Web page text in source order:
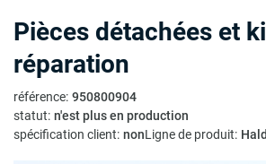
Pièces détachées et
réparation
référence: 950800904
statut: n'est plus en production
spécification client: nonLigne de produit: